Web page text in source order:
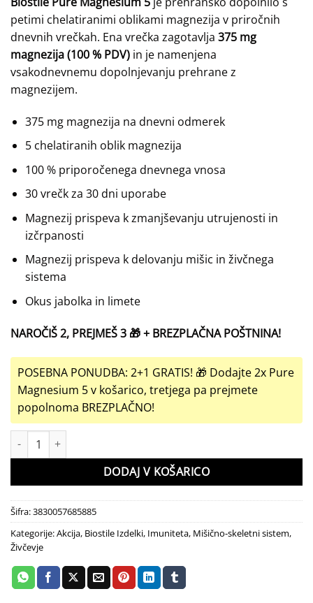
petimi chelatiranimi oblikami magnezija v priročnih
dnevnih vrečkah. Ena vrečka zagotavlja 375 mg
magnezija (100 % PDV) in je namenjena
vsakodnevnemu dopolnjevanju prehrane z
magnezijem.
375 mg magnezija na dnevni odmerek
5 chelatiranih oblik magnezija
100 % priporočenega dnevnega vnosa
30 vrečk za 30 dni uporabe
Magnezij prispeva k zmanjševanju utrujenosti in
izčrpanosti
Magnezij prispeva k delovanju mišic in živčnega
sistema
Okus jabolka in limete
NAROČIŠ 2, PREJMEŠ 3 🎁 + BREZPLAČNA POŠTNINA!
POSEBNA PONUDBA: 2+1 GRATIS! 🎁 Dodajte 2x Pure
Magnesium 5 v košarico, tretjega pa prejmete
popolnoma BREZPLAČNO!
Pure Magnesium 5, 30 vrečk količina
DODAJ V KOŠARICO
Šifra:3830057685885
Kategorije:Akcija, Biostile Izdelki, Imuniteta, Mišično-skeletni sistem,
Živčevje